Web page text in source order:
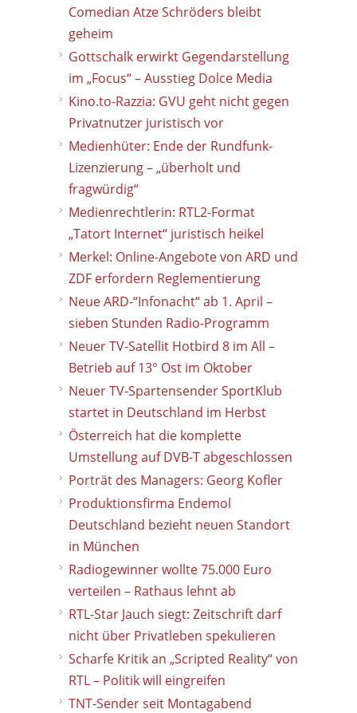
Comedian Atze Schröders bleibt
geheim
Gottschalk erwirkt Gegendarstellung
im „Focus“ – Ausstieg Dolce Media
Kino.to-Razzia: GVU geht nicht gegen
Privatnutzer juristisch vor
Medienhüter: Ende der Rundfunk-
Lizenzierung – „überholt und
fragwürdig“
Medienrechtlerin: RTL2-Format
„Tatort Internet“ juristisch heikel
Merkel: Online-Angebote von ARD und
ZDF erfordern Reglementierung
Neue ARD-“Infonacht“ ab 1. April –
sieben Stunden Radio-Programm
Neuer TV-Satellit Hotbird 8 im All –
Betrieb auf 13° Ost im Oktober
Neuer TV-Spartensender SportKlub
startet in Deutschland im Herbst
Österreich hat die komplette
Umstellung auf DVB-T abgeschlossen
Porträt des Managers: Georg Kofler
Produktionsfirma Endemol
Deutschland bezieht neuen Standort
in München
Radiogewinner wollte 75.000 Euro
verteilen – Rathaus lehnt ab
RTL-Star Jauch siegt: Zeitschrift darf
nicht über Privatleben spekulieren
Scharfe Kritik an „Scripted Reality“ von
RTL – Politik will eingreifen
TNT-Sender seit Montagabend